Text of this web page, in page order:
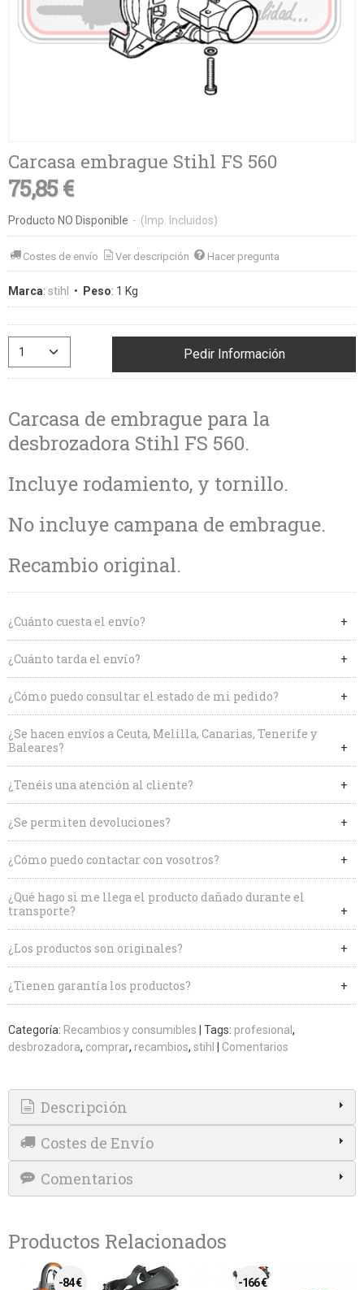
Carcasa embrague Stihl FS 560
75,85 €
Producto NO Disponible - (Imp. Incluidos)
Costes de envío Ver descripción Hacer pregunta
Marca: stihl • Peso: 1 Kg
Pedir Información
Carcasa de embrague para la
desbrozadora Stihl FS 560.
Incluye rodamiento, y tornillo.
No incluye campana de embrague.
Recambio original.
¿Cuánto cuesta el envío?
¿Cuánto tarda el envío?
¿Cómo puedo consultar el estado de mi pedido?
¿Se hacen envíos a Ceuta, Melilla, Canarias, Tenerife y
Baleares?
¿Tenéis una atención al cliente?
¿Se permiten devoluciones?
¿Cómo puedo contactar con vosotros?
¿Qué hago si me llega el producto dañado durante el
transporte?
¿Los productos son originales?
¿Tienen garantía los productos?
Categoría: Recambios y consumibles Tags: profesional
desbrozadora comprar recambios stihl Comentarios
Descripción
Costes de Envío
Comentarios
Productos Relacionados